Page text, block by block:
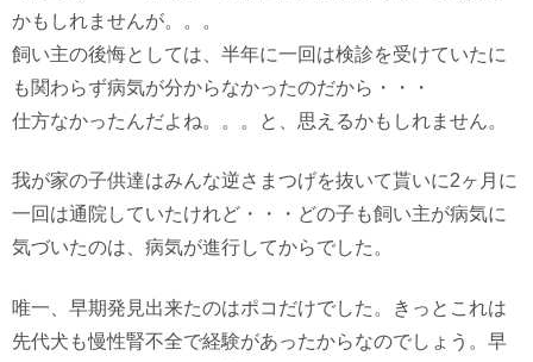
かもしれませんが。。。
飼い主の後悔としては、半年に一回は検診を受けていたに
も関わらず病気が分からなかったのだから・・・
仕方なかったんだよね。。。と、思えるかもしれません。
我が家の子供達はみんな逆さまつげを抜いて貰いに2ヶ月に
一回は通院していたけれど・・・どの子も飼い主が病気に
気づいたのは、病気が進行してからでした。
唯一、早期発見出来たのはポコだけでした。きっとこれは
先代犬も慢性腎不全で経験があったからなのでしょう。早